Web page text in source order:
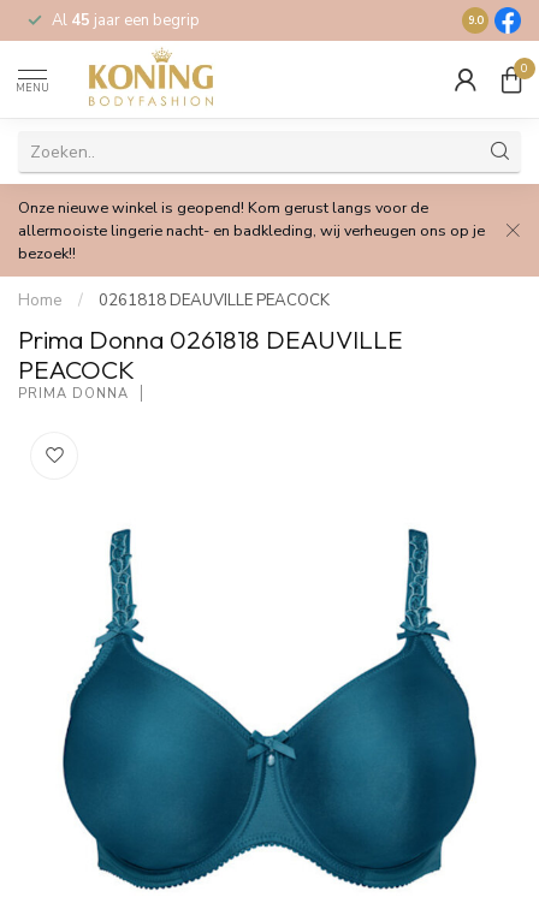
Al 45 jaar een begrip Gratis
9.0
MENU
0
Onze nieuwe winkel is geopend! Kom gerust langs voor de
allermooiste lingerie nacht- en badkleding, wij verheugen ons op je
bezoek!!
Home / 0261818 DEAUVILLE PEACOCK
Prima Donna 0261818 DEAUVILLE
PEACOCK
PRIMA DONNA